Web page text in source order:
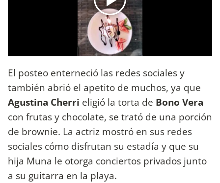
El posteo enterneció las redes sociales y
también abrió el apetito de muchos, ya que
Agustina Cherri eligió la torta de Bono Vera
con frutas y chocolate, se trató de una porción
de brownie. La actriz mostró en sus redes
sociales cómo disfrutan su estadía y que su
hija Muna le otorga conciertos privados junto
a su guitarra en la playa.